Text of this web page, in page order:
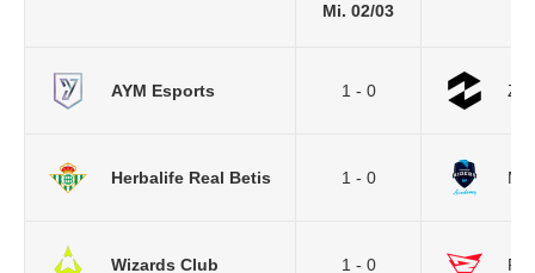
Mi. 02/03
AYM Esports 1 - 0
Herbalife Real Betis 1 - 0
Wizards Club 1 - 0